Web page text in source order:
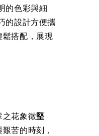
的色彩與細
的設計方便攜
搭配，展現
之花象徵堅
苦的時刻，